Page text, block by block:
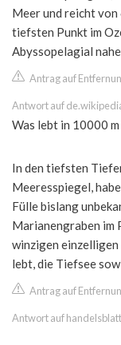
Meer und reicht
tiefsten Punkt im
Abyssopelagial
Antrag auf
Antwort auf
Was lebt in 10000
In den tiefsten
Meeresspiegel,
Fülle bislang
Marianengraben im
winzigen
lebt, die Tiefsee
Antrag auf
Antwort auf